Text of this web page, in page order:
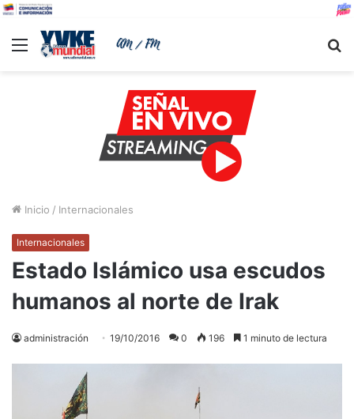
Menu
Inicio / Internacionales
Internacionales
Estado Islámico usa escudos
humanos al norte de Irak
administración 19/10/2016 0 196 1 minuto de lectura